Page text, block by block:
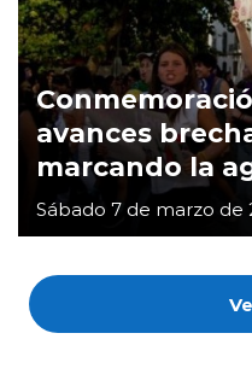
avances
marcando la
Sábado 7 de marzo de